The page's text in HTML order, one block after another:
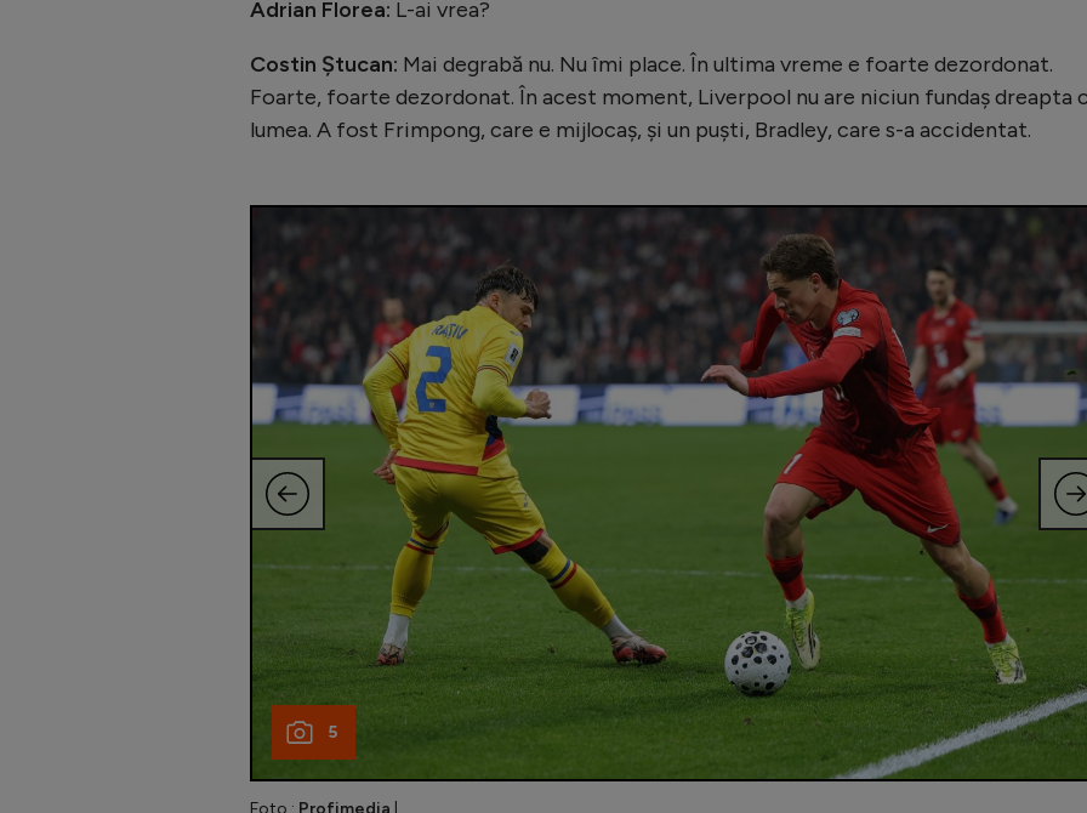
Adrian Florea: L-ai vrea?
Costin Ștucan: Mai degrabă nu. Nu îmi place. În ultima vreme e foarte dezordonat.
Foarte, foarte dezordonat. În acest moment, Liverpool nu are niciun fundaș dreapta
lumea. A fost Frimpong, care e mijlocaș, și un puști, Bradley, care s-a accidentat.
5